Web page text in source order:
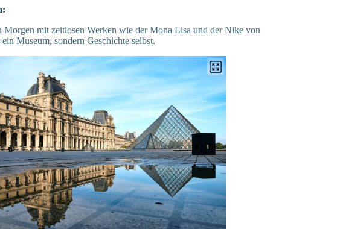
Morgen mit zeitlosen Werken wie der Mona Lisa und der Nike von
Museum, sondern Geschichte selbst.